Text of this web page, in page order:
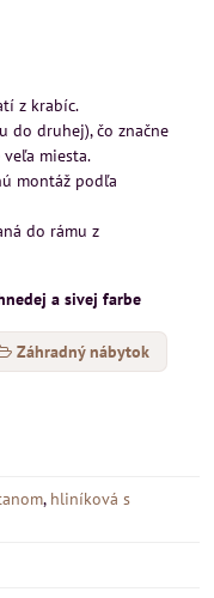
z krabíc.
do druhej), čo značne
miesta.
montáž podľa
do rámu z
a sivej farbe
Záhradný nábytok
, hliníková s